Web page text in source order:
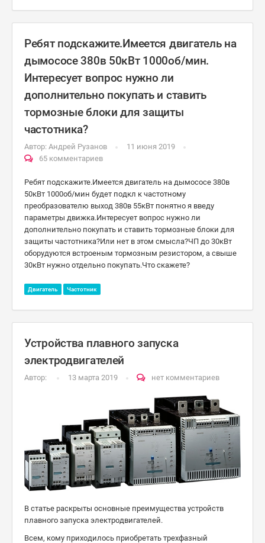
Ребят подскажите.Имеется двигатель на
дымососе 380в 50кВт 1000об/мин.
Интересует вопрос нужно ли
дополнительно покупать и ставить
тормозные блоки для защиты
частотника?
Автор: Андрей Рузанов
11 июня 2019
65 комментариев
Ребят подскажите.Имеется двигатель на дымососе 380в
50кВт 1000об/мин будет подкл к частотному
преобразователю выход 380в 55кВт понятно я введу
параметры движка.Интересует вопрос нужно ли
дополнительно покупать и ставить тормозные блоки для
защиты частотника?Или нет в этом смысла?ЧП до 30кВт
оборудуются встроеным тормозным резистором, а свыше
30кВт нужно отдельно покупать.Что скажете?
Двигатель Частотник
Устройства плавного запуска
электродвигателей
Автор: 13 марта 2019 нет комментариев
В статье раскрыты основные преимущества устройств
плавного запуска электродвигателей.
Всем, кому приходилось приобретать трехфазный